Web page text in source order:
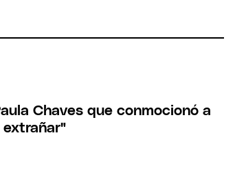
Chaves que conmocionó a
extrañar"